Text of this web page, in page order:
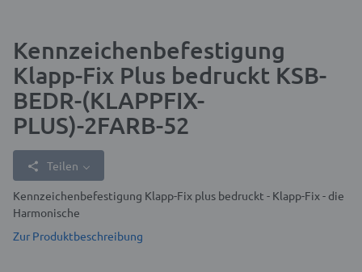
Kennzeichenbefestigung
Klapp-Fix Plus bedruckt KSB-
BEDR-(KLAPPFIX-
PLUS)-2FARB-52
Teilen
Kennzeichenbefestigung Klapp-Fix plus bedruckt - Klapp-Fix - die
Harmonische
Zur Produktbeschreibung